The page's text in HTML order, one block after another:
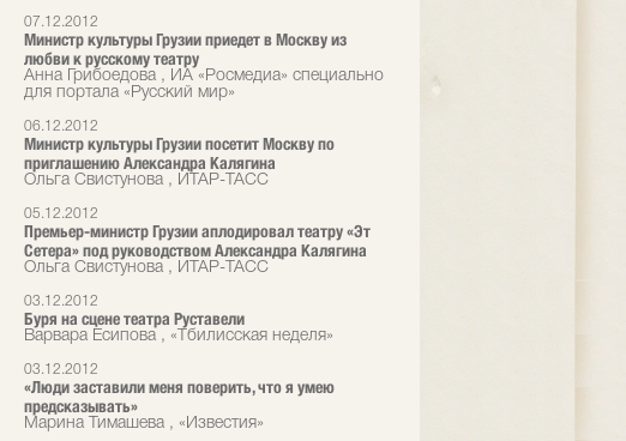
07.12.2012
Министр культуры Грузии приедет в Москву из
любви к русскому театру
Анна Грибоедова , ИА «Росмедиа» специально
для портала «Русский мир»
06.12.2012
Министр культуры Грузии посетит Москву по
приглашению Александра Калягина
Ольга Свистунова , ИТАР-ТАСС
05.12.2012
Премьер-министр Грузии аплодировал театру «Эт
Сетера» под руководством Александра Калягина
Ольга Свистунова , ИТАР-ТАСС
03.12.2012
Буря на сцене театра Руставели
Варвара Есипова , «Тбилисская неделя»
03.12.2012
«Люди заставили меня поверить, что я умею
предсказывать»
Марина Тимашева , «Известия»